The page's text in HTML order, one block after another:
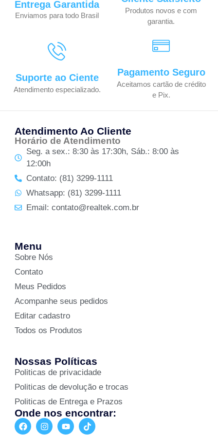
Entrega Garantida
Enviamos para todo Brasil
Produtos novos e com
garantia.
Suporte ao Ciente
Atendimento especializado.
Pagamento Seguro
Aceitamos cartão de crédito
e Pix.
Atendimento Ao Cliente
Horário de Atendimento
Seg. a sex.: 8:30 às 17:30h, Sáb.: 8:00 às
12:00h
Contato: (81) 3299-1111
Whatsapp: (81) 3299-1111
Email: contato@realtek.com.br
Menu
Sobre Nós
Contato
Meus Pedidos
Acompanhe seus pedidos
Editar cadastro
Todos os Produtos
Nossas Políticas
Politicas de privacidade
Politicas de devolução e trocas
Politicas de Entrega e Prazos
Onde nos encontrar: